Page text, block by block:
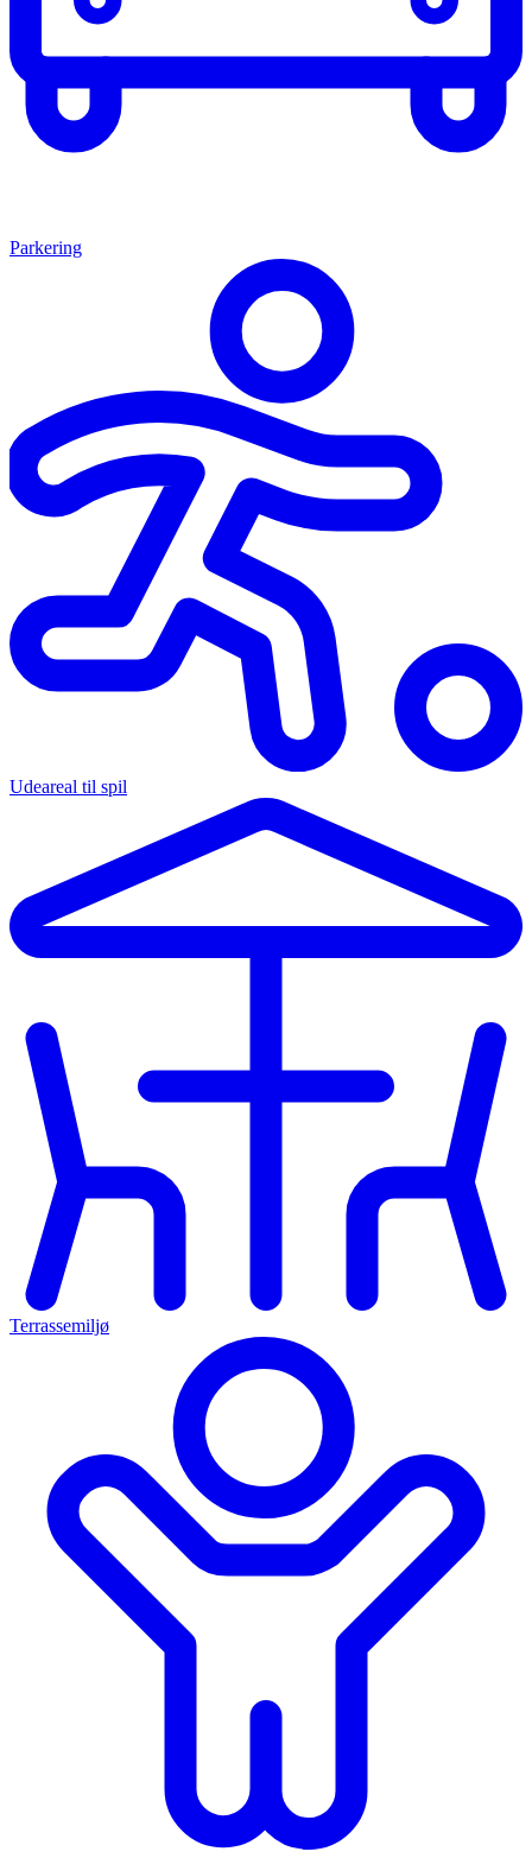
Parkering
Udeareal til spil
Terrassemiljø